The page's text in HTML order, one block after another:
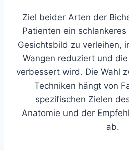
Ziel beider Arten der
Patienten ein
Gesichtsbild zu verleihen,
Wangen reduziert und
verbessert wird. Die Wahl
Techniken hängt von
spezifischen Zielen
Anatomie und der
ab.